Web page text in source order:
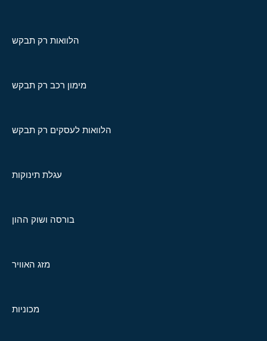
הלוואות רק תבקש
מימון רכב רק תבקש
הלוואות לעסקים רק תבקש
עגלת תינוקות
בורסה ושוק ההון
מזג האוויר
מכוניות